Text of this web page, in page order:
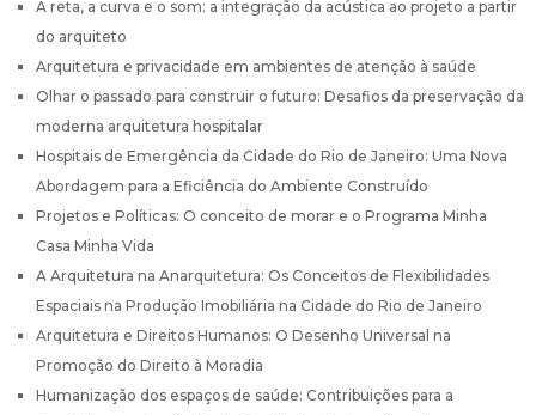
A reta, a curva e o som: a integração da acústica ao projeto a partir
do arquiteto
Arquitetura e privacidade em ambientes de atenção à saúde
Olhar o passado para construir o futuro: Desafios da preservação da
moderna arquitetura hospitalar
Hospitais de Emergência da Cidade do Rio de Janeiro: Uma Nova
Abordagem para a Eficiência do Ambiente Construído
Projetos e Políticas: O conceito de morar e o Programa Minha
Casa Minha Vida
A Arquitetura na Anarquitetura: Os Conceitos de Flexibilidades
Espaciais na Produção Imobiliária na Cidade do Rio de Janeiro
Arquitetura e Direitos Humanos: O Desenho Universal na
Promoção do Direito à Moradia
Humanização dos espaços de saúde: Contribuições para a